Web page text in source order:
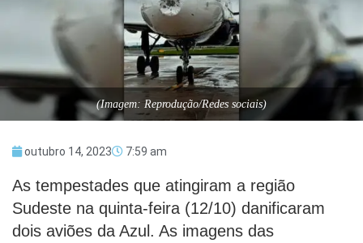
(Imagem: Reprodução/Redes sociais)
outubro 14, 2023 7:59 am
As tempestades que atingiram a região
Sudeste na quinta-feira (12/10) danificaram
dois aviões da Azul. As imagens das